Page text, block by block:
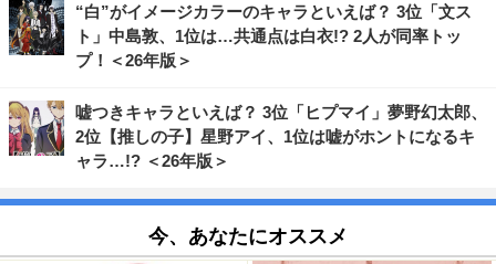
“白”がイメージカラーのキャラといえば？ 3位「文ス
ト」中島敦、1位は…共通点は白衣!? 2人が同率トッ
プ！＜26年版＞
嘘つきキャラといえば？ 3位「ヒプマイ」夢野幻太郎、
2位【推しの子】星野アイ、1位は嘘がホントになるキ
ャラ…!? ＜26年版＞
今、あなたにオススメ